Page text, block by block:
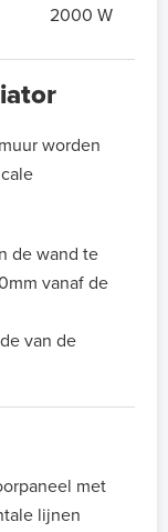
2000 W
worden
de wand te
vanaf de
van de
met
lijnen